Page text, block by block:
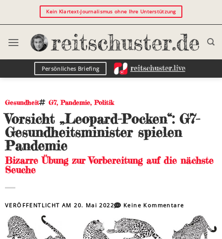
Kein Klartext-Journalismus ohne Ihre Unterstützung
Persönliches Briefing
Gesundheit G7,Pandemie,Politik
Vorsicht „Leopard-Pocken“: G7-
Gesundheitsminister spielen
Pandemie
Bizarre Übung zur Vorbereitung auf die nächste
Seuche
VERÖFFENTLICHT AM20. Mai 2022 Keine Kommentare